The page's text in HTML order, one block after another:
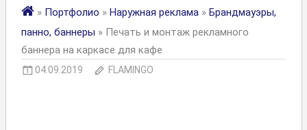
» Портфолио » Наружная реклама » Брандмауэры,
панно, баннеры » Печать и монтаж рекламного
баннера на каркасе для кафе
04.09.2019 FLAMINGO